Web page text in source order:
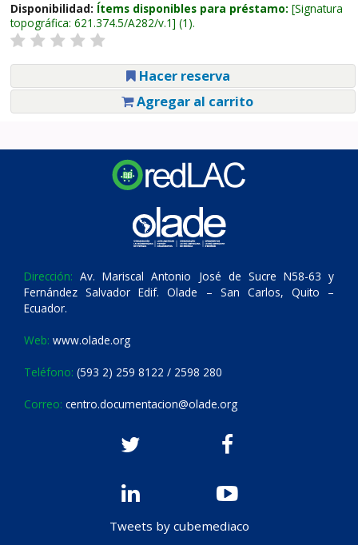
Disponibilidad: Ítems disponibles para préstamo: Signatura
topográfica: 621.374.5/A282/v.1 (1).
Hacer reserva
Agregar al carrito
Dirección: Av. Mariscal Antonio José de Sucre N58-63 y
Fernández Salvador Edif. Olade – San Carlos, Quito –
Ecuador.
Web: www.olade.org
Teléfono: (593 2) 259 8122 / 2598 280
Correo: centro.documentacion@olade.org
Tweets by cubemediaco